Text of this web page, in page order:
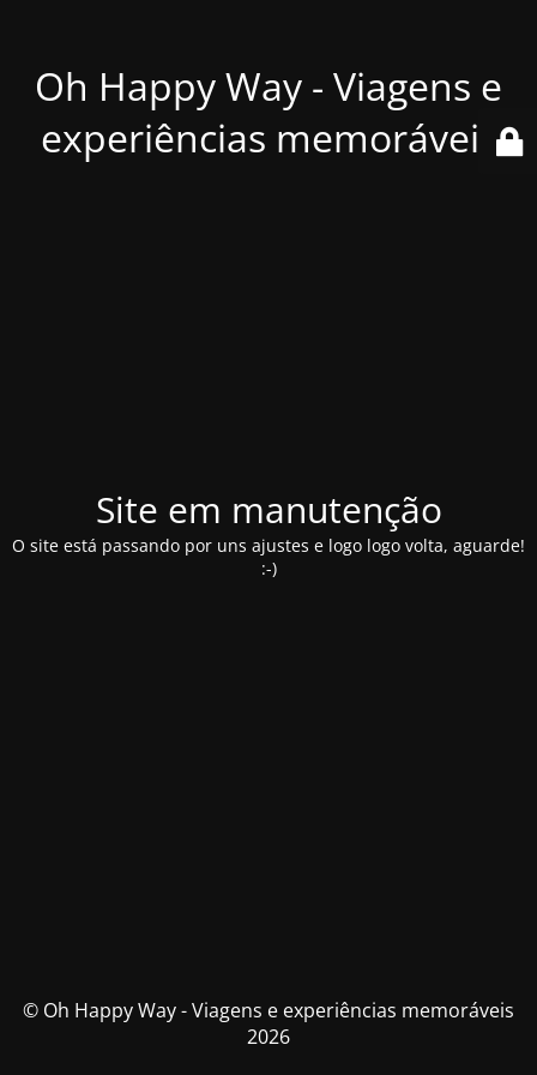
Oh Happy Way - Viagens e
experiências memoráveis
Site em manutenção
O site está passando por uns ajustes e logo logo volta, aguarde!
:-)
© Oh Happy Way - Viagens e experiências memoráveis
2026